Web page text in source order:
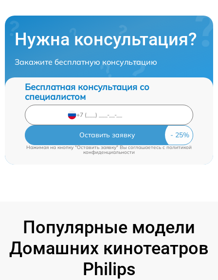
Нужна консультация?
Закажите бесплатную консультацию
Бесплатная консультация со
специалистом
Оставить заявку
Нажимая на кнопку "Оставить заявку" Вы соглашаетесь cполитикой
конфиденциальности
Популярные модели
Домашних кинотеатров
Philips